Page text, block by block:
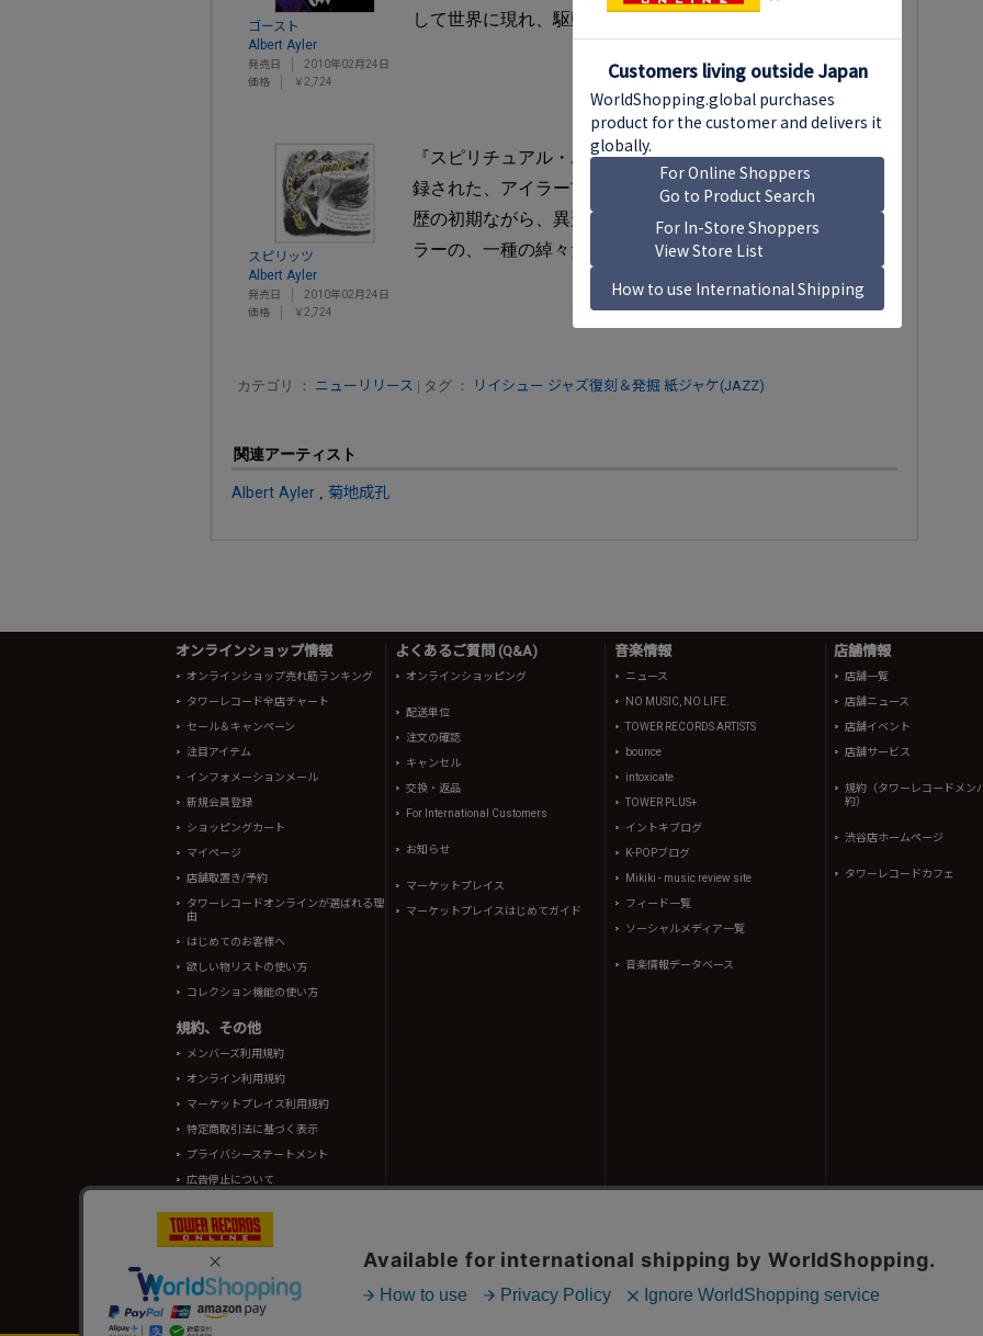
ゴースト
Albert Ayler
発売日
2010年02月24日
価格
￥2,724
して世界に現れ、駆動しはじめた記録。…菊地成孔
スピリッツ
Albert Ayler
発売日
2010年02月24日
価格
￥2,724
『スピリチュアル・ユニティ』という極限的な猛威の次に記
録された、アイラー前半期の完成形。たった8年間という演奏
歴の初期ながら、異形のスピリチュアリストでもあったアイ
ラーの、一種の綽々たる余裕も感じられる。…菊地成孔
カテゴリ ： ニューリリース | タグ ： リイシュー ジャズ復刻＆発掘 紙ジャケ(JAZZ)
関連アーティスト
Albert Ayler 菊地成孔
オンラインショップ情報
オンラインショップ売れ筋ランキング
タワーレコード全店チャート
セール＆キャンペーン
注目アイテム
インフォメーションメール
新規会員登録
ショッピングカート
マイページ
店舗取置き/予約
タワーレコードオンラインが選ばれる理
由
はじめてのお客様へ
欲しい物リストの使い方
コレクション機能の使い方
規約、その他
メンバーズ利用規約
オンライン利用規約
マーケットプレイス利用規約
特定商取引法に基づく表示
プライバシーステートメント
広告停止について
よくあるご質問 (Q&A)
オンラインショッピング
配送単位
注文の確認
キャンセル
交換・返品
For International Customers
お知らせ
マーケットプレイス
マーケットプレイスはじめてガイド
音楽情報
ニュース
NO MUSIC, NO LIFE.
TOWER RECORDS ARTISTS
bounce
intoxicate
TOWER PLUS+
イントキブログ
K-POPブログ
Mikiki - music review site
フィード一覧
ソーシャルメディア一覧
音楽情報データベース
店舗情報
店舗一覧
店舗ニュース
店舗イベント
店舗サービス
規約（タワーレコードメン
約）
渋谷店ホームページ
タワーレコードカフェ
TOWER RECORDS ONLINEに掲載されているすべてのコンテンツ(記事、画像、音声データ等)はタワーレコード株式会社の承諾なしに無断転載することはできません
情報の一部はRovi Corporation.、japan music data、(株)シーディージャーナルより提供されています。
タワーレコード株式会社 東京都公安委員会 古物商許可 第302191605310号